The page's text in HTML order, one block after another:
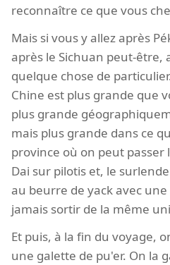
reconnaître ce que vous
Mais si vous y allez après
après le Sichuan peut-être,
quelque chose de
Chine est plus grande que
plus grande
mais plus grande dans ce
province où on peut
Dai sur pilotis et, le
au beurre de yack avec
jamais sortir de la même
Et puis, à la fin du voyage,
une galette de pu'er. On la